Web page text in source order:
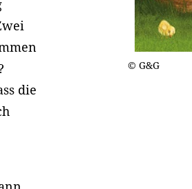
die
© G&G